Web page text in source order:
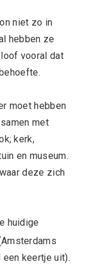
niet zo in
hebben ze
vooral dat
moet hebben
met
kerk,
en museum.
deze zich
huidige
keertje uit).